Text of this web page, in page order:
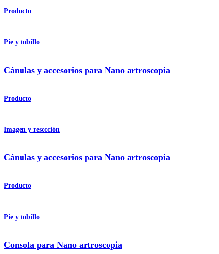
Producto
Pie y tobillo
Cánulas y accesorios para Nano artroscopia
Producto
Imagen y resección
Cánulas y accesorios para Nano artroscopia
Producto
Pie y tobillo
Consola para Nano artroscopia